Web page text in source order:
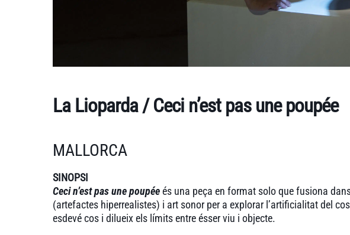
La Lioparda / Ceci n’est pas une poupée
MALLORCA
SINOPSI
Ceci n’est pas une poupéeés una peça en format solo que fusiona
(artefactes hiperrealistes) i art sonor per a explorar l’artificialitat del
esdevé cos i dilueix els límits entre ésser viu i objecte.